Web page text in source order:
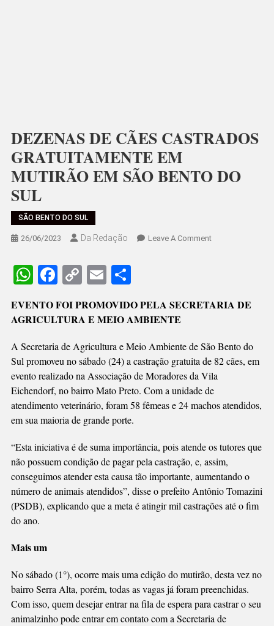
DEZENAS DE CÃES CASTRADOS
GRATUITAMENTE EM
MUTIRÃO EM SÃO BENTO DO
SUL
SÃO BENTO DO SUL
26/06/2023 Da Redação Leave A CommentOn
GRATUITAMENTE
EM
SÃO
BENTO
DO
SUL
WhatsApp
Facebook
CopyEmail
EVENTO FOI PROMOVIDO PELA SECRETARIA DE
AGRICULTURA E MEIO AMBIENTE
A Secretaria de Agricultura e Meio Ambiente de São Bento do
Sul promoveu no sábado (24) a castração gratuita de 82 cães, em
evento realizado na Associação de Moradores da Vila
Eichendorf, no bairro Mato Preto. Com a unidade de
atendimento veterinário, foram 58 fêmeas e 24 machos atendidos,
em sua maioria de grande porte.
“Esta iniciativa é de suma importância, pois atende os tutores que
não possuem condição de pagar pela castração, e, assim,
conseguimos atender esta causa tão importante, aumentando o
número de animais atendidos”, disse o prefeito Antônio Tomazini
(PSDB), explicando que a meta é atingir mil castrações até o fim
do ano.
Mais um
No sábado (1°), ocorre mais uma edição do mutirão, desta vez no
bairro Serra Alta, porém, todas as vagas já foram preenchidas.
Com isso, quem desejar entrar na fila de espera para castrar o seu
animalzinho pode entrar em contato com a Secretaria de